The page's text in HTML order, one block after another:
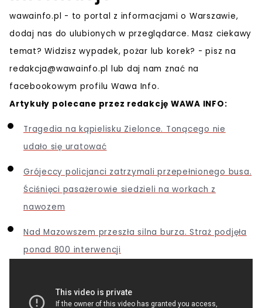
wawainfo.pl - to portal z informacjami o Warszawie,
dodaj nas do ulubionych w przeglądarce. Masz ciekawy
temat? Widzisz wypadek, pożar lub korek? - pisz na
redakcja@wawainfo.pl lub daj nam znać na
facebookowym profilu Wawa Info.
Artykuły polecane przez redakcję WAWA INFO:
Tragedia na kąpielisku Zielonce. Tonącego nie
udało się uratować
Grójeccy policjanci zatrzymali przepełnionego busa.
Ściśnięci pasażerowie siedzieli na workach z
nawozem
Nad Mazowszem przeszła silna burza. Straż podjęła
ponad 800 interwencji